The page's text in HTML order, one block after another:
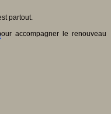
accompagner le renouveau